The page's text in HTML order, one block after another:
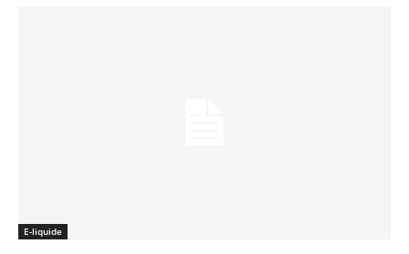
E-liquide